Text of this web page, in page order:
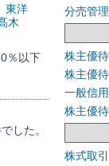
東洋
木
％以下
した。
分売管
株主優
株主優
一般信
株主優
株式取